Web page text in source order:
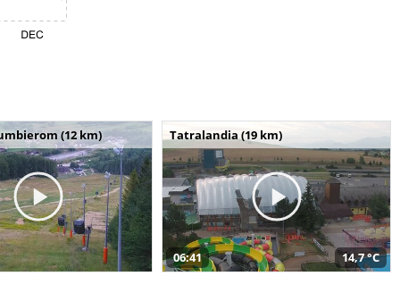
(12 km) Tatralandia (19 km)
06:41 14,7 °C